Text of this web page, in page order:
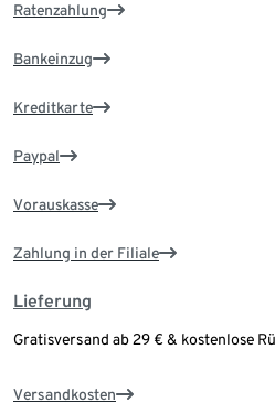
Ratenzahlung
Bankeinzug
Kreditkarte
Paypal
Vorauskasse
Zahlung in der Filiale
Lieferung
Gratisversand ab 29 € & kostenlose
Versandkosten